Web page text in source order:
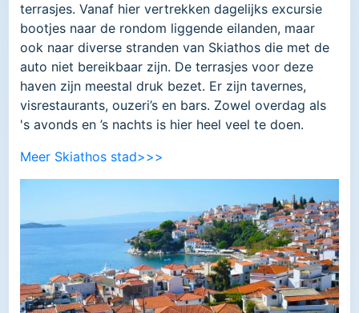
terrasjes. Vanaf hier vertrekken dagelijks excursie
bootjes naar de rondom liggende eilanden, maar
ook naar diverse stranden van Skiathos die met de
auto niet bereikbaar zijn. De terrasjes voor deze
haven zijn meestal druk bezet. Er zijn tavernes,
visrestaurants, ouzeri’s en bars. Zowel overdag als
's avonds en ’s nachts is hier heel veel te doen.
Meer Skiathos stad>>>